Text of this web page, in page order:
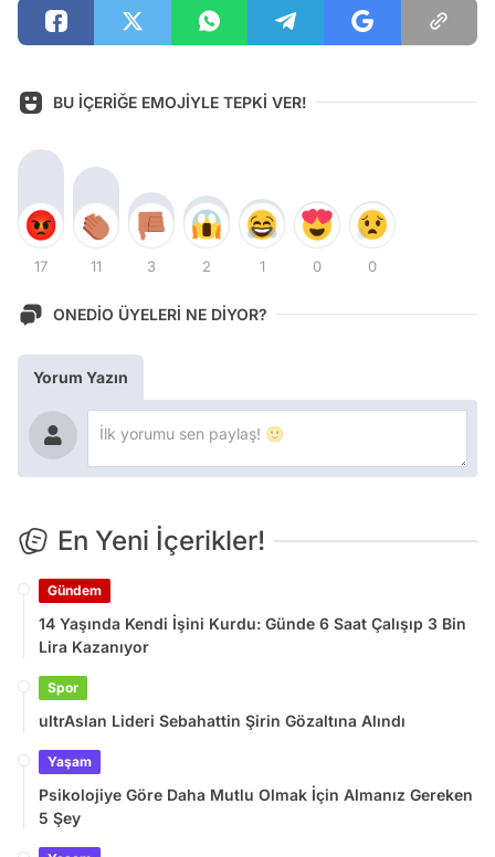
BU İÇERİĞE EMOJİYLE TEPKİ VER!
17 11 3 2 1 0 0
ONEDİO ÜYELERİ NE DİYOR?
Yorum Yazın
En Yeni İçerikler!
Gündem
14 Yaşında Kendi İşini Kurdu: Günde 6 Saat Çalışıp 3 Bin
Lira Kazanıyor
Spor
ultrAslan Lideri Sebahattin Şirin Gözaltına Alındı
Yaşam
Psikolojiye Göre Daha Mutlu Olmak İçin Almanız Gereken
5 Şey